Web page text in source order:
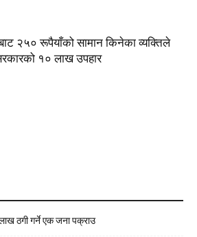
२५० रूपैयाँको सामान किनेका व्यक्तिले
१० लाख उपहार
ठगी गर्ने एक जना पक्राउ